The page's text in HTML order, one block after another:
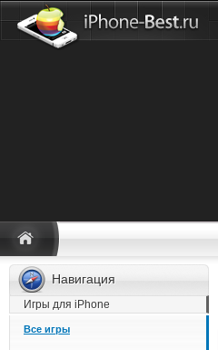
Навигация
Игры для iPhone
Все игры